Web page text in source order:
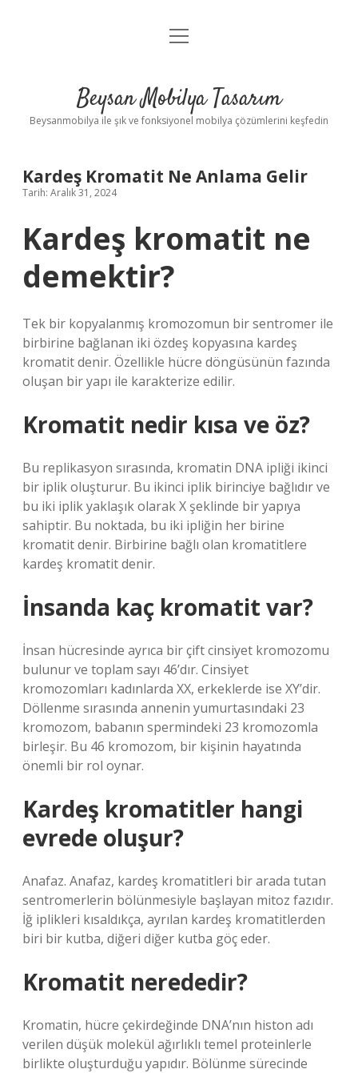
Anasayfa
Yasal Uyarı
menüyü
Beysan Mobilya Tasarım
Beysanmobilya ile şık ve fonksiyonel mobilya çözümlerini keşfedin
Kardeş Kromatit Ne Anlama Gelir
Tarih: Aralık 31, 2024
Kardeş kromatit ne
demektir?
Tek bir kopyalanmış kromozomun bir sentromer ile
birbirine bağlanan iki özdeş kopyasına kardeş
kromatit denir. Özellikle hücre döngüsünün fazında
oluşan bir yapı ile karakterize edilir.
Kromatit nedir kısa ve öz?
Bu replikasyon sırasında, kromatin DNA ipliği ikinci
bir iplik oluşturur. Bu ikinci iplik birinciye bağlıdır ve
bu iki iplik yaklaşık olarak X şeklinde bir yapıya
sahiptir. Bu noktada, bu iki ipliğin her birine
kromatit denir. Birbirine bağlı olan kromatitlere
kardeş kromatit denir.
İnsanda kaç kromatit var?
İnsan hücresinde ayrıca bir çift cinsiyet kromozomu
bulunur ve toplam sayı 46’dır. Cinsiyet
kromozomları kadınlarda XX, erkeklerde ise XY’dir.
Döllenme sırasında annenin yumurtasındaki 23
kromozom, babanın spermindeki 23 kromozomla
birleşir. Bu 46 kromozom, bir kişinin hayatında
önemli bir rol oynar.
Kardeş kromatitler hangi
evrede oluşur?
Anafaz. Anafaz, kardeş kromatitleri bir arada tutan
sentromerlerin bölünmesiyle başlayan mitoz fazıdır.
İğ iplikleri kısaldıkça, ayrılan kardeş kromatitlerden
biri bir kutba, diğeri diğer kutba göç eder.
Kromatit nerededir?
Kromatin, hücre çekirdeğinde DNA’nın histon adı
verilen düşük molekül ağırlıklı temel proteinlerle
birlikte oluşturduğu yapıdır. Bölünme sürecinde